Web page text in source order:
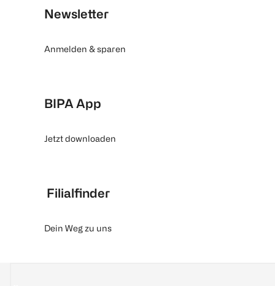
Newsletter
Anmelden & sparen
BIPA App
Jetzt downloaden
Filialfinder
Dein Weg zu uns